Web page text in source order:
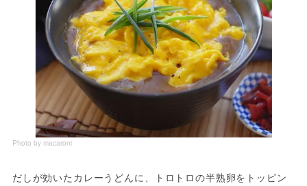
Photo by macaroni
だしが効いたカレーうどんに、トロトロの半熟卵をトッピン